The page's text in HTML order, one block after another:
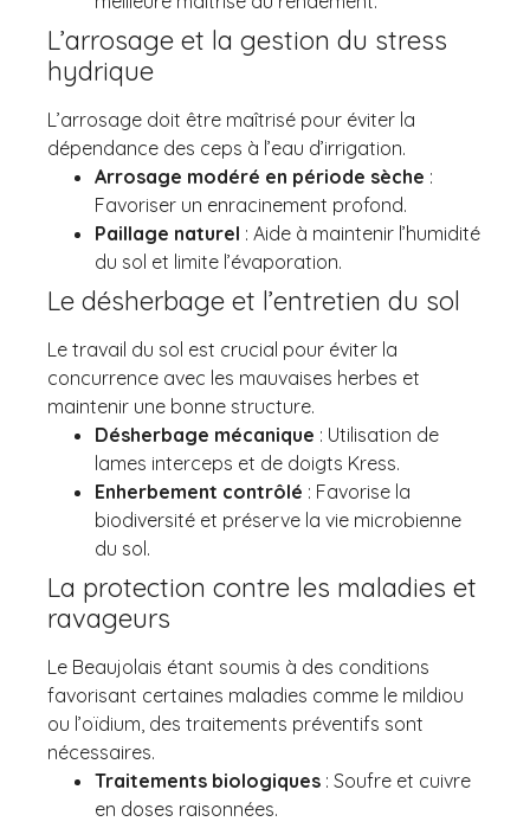
L’arrosage et la gestion du stress
hydrique
L’arrosage doit être maîtrisé pour éviter la
dépendance des ceps à l’eau d’irrigation.
Arrosage modéré en période sèche :
Favoriser un enracinement profond.
Paillage naturel : Aide à maintenir l’humidité
du sol et limite l’évaporation.
Le désherbage et l’entretien du sol
Le travail du sol est crucial pour éviter la
concurrence avec les mauvaises herbes et
maintenir une bonne structure.
Désherbage mécanique : Utilisation de
lames interceps et de doigts Kress.
Enherbement contrôlé : Favorise la
biodiversité et préserve la vie microbienne
du sol.
La protection contre les maladies et
ravageurs
Le Beaujolais étant soumis à des conditions
favorisant certaines maladies comme le mildiou
ou l’oïdium, des traitements préventifs sont
nécessaires.
Traitements biologiques : Soufre et cuivre
en doses raisonnées.